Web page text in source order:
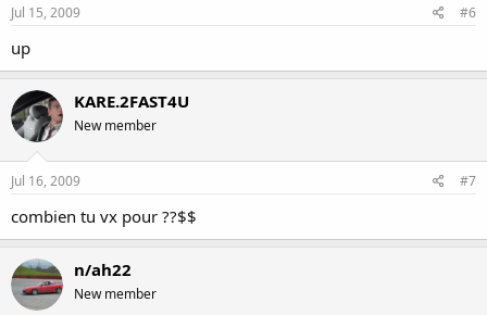
Jul 15, 2009 #6
up
KARE.2FAST4U
New member
Jul 16, 2009 #7
combien tu vx pour ??$$
n/ah22
New member